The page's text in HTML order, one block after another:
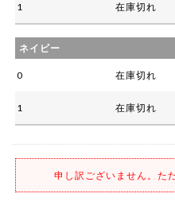
1 在庫切れ
ネイビー
0 在庫切れ
1 在庫切れ
申し訳ございません。た